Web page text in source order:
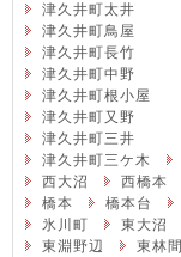
津久井町太井
津久井町鳥屋
津久井町長竹
津久井町中野
津久井町根小屋
津久井町又野
津久井町三井
津久井町三ケ木
西大沼
西橋本
橋本
橋本台
氷川町
東大沼
東淵野辺
東林間